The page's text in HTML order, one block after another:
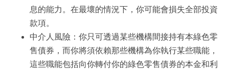
息的能力。在最壞的情況下，你可能會損失全部投資
款項。
中介人風險：你只可透過某些機構間接持有本綠色零
售債券，而你將須依賴那些機構為你執行某些職能，
這些職能包括向你轉付你的綠色零售債券的本金和利